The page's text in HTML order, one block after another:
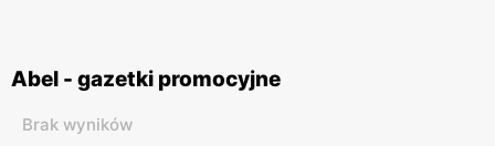
Abel - gazetki promocyjne
Brak wyników